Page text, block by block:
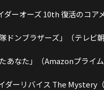
ダーオーズ 10th 復活のコア
ドンブラザーズ」（テレビ朝
あなた」（Amazonプライム
ダーリバイス The Mystery